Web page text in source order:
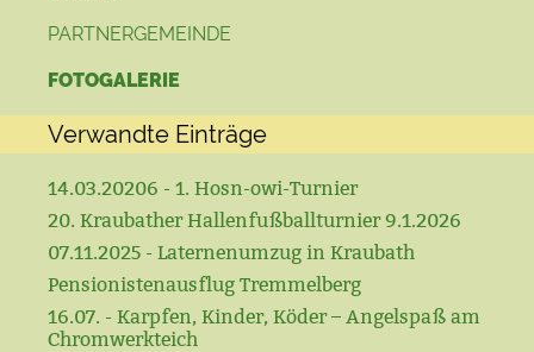
PARTNERGEMEINDE
FOTOGALERIE
Verwandte Einträge
14.03.20206 - 1. Hosn-owi-Turnier
20. Kraubather Hallenfußballturnier 9.1.2026
07.11.2025 - Laternenumzug in Kraubath
Pensionistenausflug Tremmelberg
16.07. - Karpfen, Kinder, Köder – Angelspaß am
Chromwerkteich